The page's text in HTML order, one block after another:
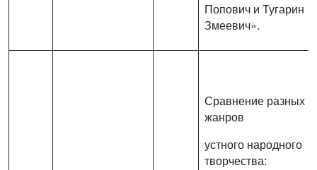
Попович и Тугарин
Змеевич».
Сравнение разных
жанров
устного народного
творчества: